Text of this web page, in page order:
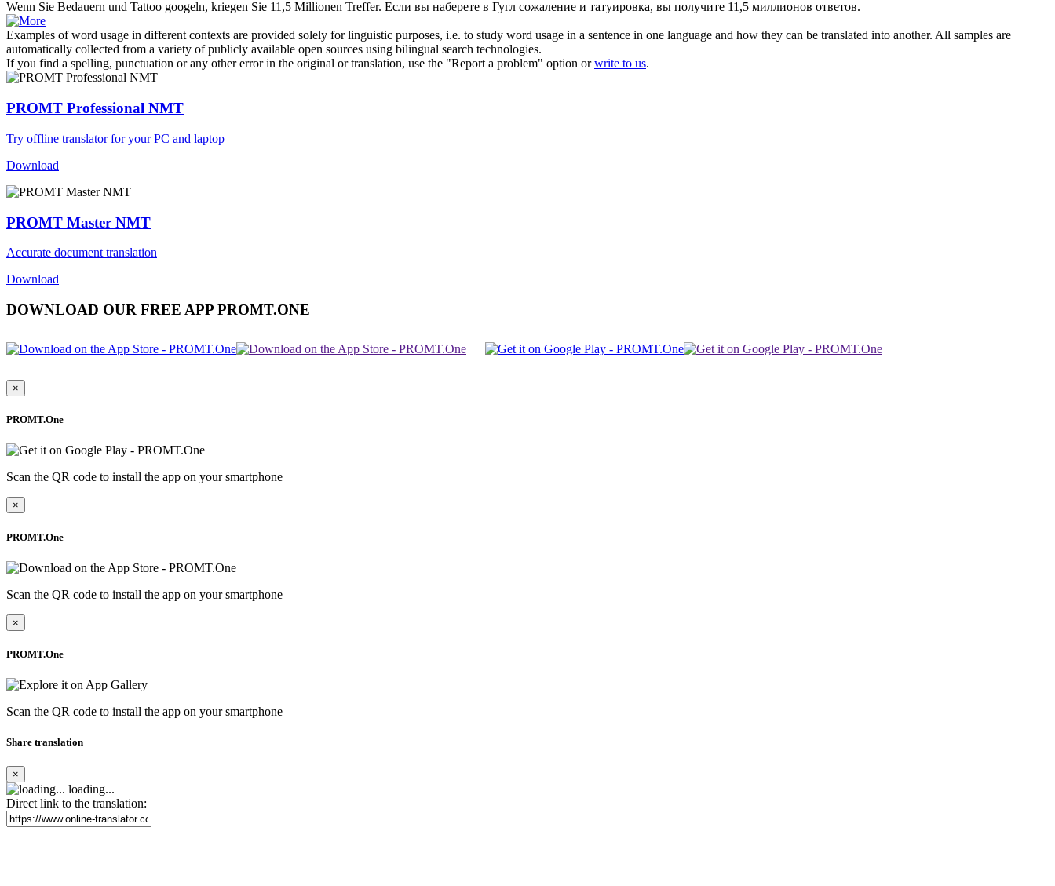
Wenn Sie Bedauern und Tattoo googeln, kriegen Sie 11,5 Millionen Treffer. Если вы наберете в Гугл сожаление и татуировка, вы получите 11,5 миллионов ответов.
Examples of word usage in different contexts are provided solely for linguistic purposes, i.e. to study word usage in a sentence in one language and how they can be translated into another. All samples are
automatically collected from a variety of publicly available open sources using bilingual search technologies.
If you find a spelling, punctuation or any other error in the original or translation, use the "Report a problem" option orwrite to us.
PROMT Professional NMT
Try offline translator for your PC and laptop
Download
PROMT Master NMT
Accurate document translation
Download
DOWNLOAD OUR FREE APP PROMT.ONE
×
PROMT.One
Scan the QR code to install the app on your smartphone
×
PROMT.One
Scan the QR code to install the app on your smartphone
×
PROMT.One
Scan the QR code to install the app on your smartphone
Share translation
×
loading...
Direct link to the translation: